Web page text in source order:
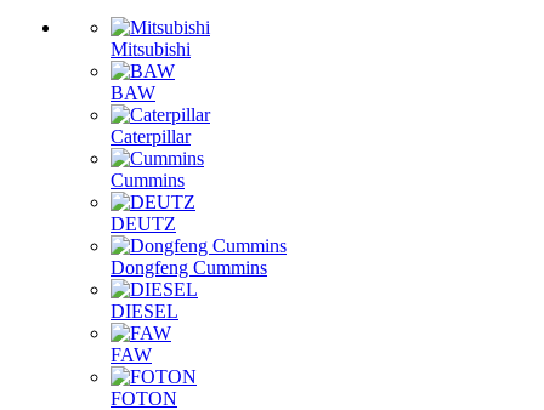
Mitsubishi
BAW
Caterpillar
Cummins
DEUTZ
Dongfeng Cummins
DIESEL
FAW
FOTON